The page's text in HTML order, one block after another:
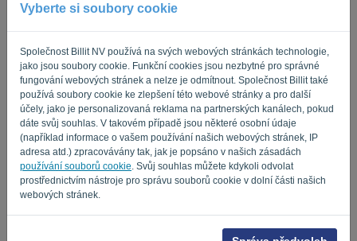
Vyberte si soubory cookie
Společnost Billit NV používá na svých webových stránkách technologie,
jako jsou soubory cookie. Funkční cookies jsou nezbytné pro správné
fungování webových stránek a nelze je odmítnout. Společnost Billit také
používá soubory cookie ke zlepšení této webové stránky a pro další
účely, jako je personalizovaná reklama na partnerských kanálech, pokud
dáte svůj souhlas. V takovém případě jsou některé osobní údaje
(například informace o vašem používání našich webových stránek, IP
adresa atd.) zpracovávány tak, jak je popsáno v našich zásadách
používání souborů cookie . Svůj souhlas můžete kdykoli odvolat
prostřednictvím nástroje pro správu souborů cookie v dolní části našich
webových stránek.
Nejste počítač? Vyplňte ' '.
ODESLAT ODKAZ
Zpět na přihlášení
Privacy Policy Terms of Service